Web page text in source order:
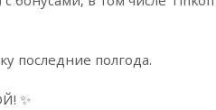
последние полгода.
✨